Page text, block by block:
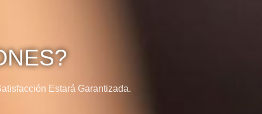
Estará Garantizada.